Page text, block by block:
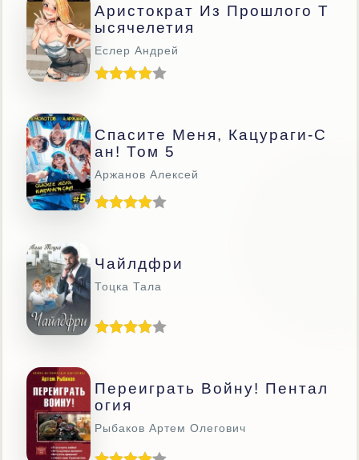
Аристократ Из Прошлого Т
Ысячелетия
Еслер Андрей
Спасите Меня, Кацураги-С
Ан! Том 5
Аржанов Алексей
Чайлдфри
Тоцка Тала
Переиграть Войну! Пентал
Огия
Рыбаков Артем Олегович